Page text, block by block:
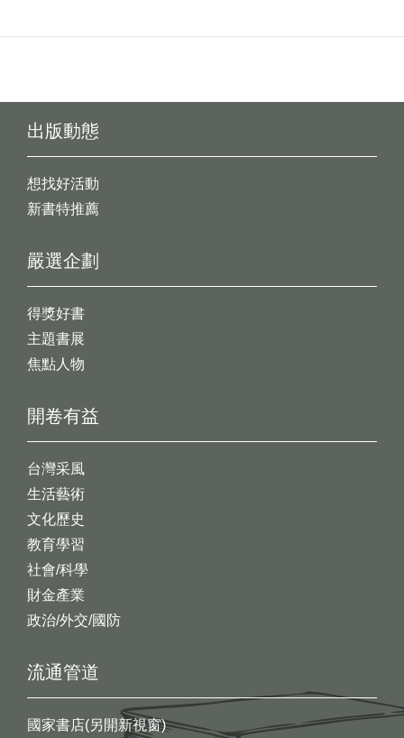
出版動態
想找好活動
新書特推薦
開卷有益
台灣采風
生活藝術
文化歷史
教育學習
社會/科學
財金產業
政治/外交/國防
嚴選企劃
得獎好書
主題書展
焦點人物
流通管道
國家書店(另開新視窗)